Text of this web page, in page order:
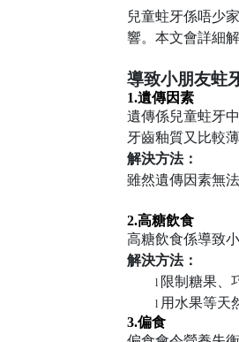
兒童蛀牙係唔少
響。本文會詳細
導致小朋友蛀
1.遺傳因素
遺傳係兒童蛀牙
牙齒釉質又比較
解決方法：
雖然遺傳因素無
2.高糖飲食
高糖飲食係導致
解決方法：
l 限制糖果、
l 用水果等天
3.偏食